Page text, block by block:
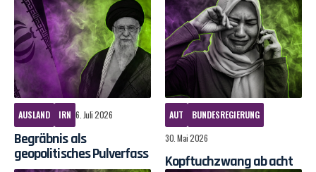
AUSLAND IRN 6. Juli 2026
Begräbnis als
geopolitisches Pulverfass
AUT
BUNDESREGIERUNG
30. Mai 2026
Kopftuchzwang ab acht